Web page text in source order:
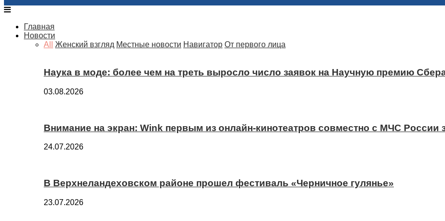
Главная
Новости
All
Женский взгляд Местные новости Навигатор От первого лица
Наука в моде: более чем на треть выросло число заявок на Научную премию
03.08.2026
Внимание на экран: Wink первым из онлайн-кинотеатров совместно с МЧС России
24.07.2026
В Верхнеландеховском районе прошел фестиваль «Черничное гулянье»
23.07.2026